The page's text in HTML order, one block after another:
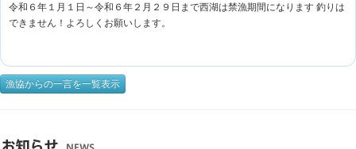
令和６年１月１日～令和６年２月２９日まで西湖は禁漁期間になります 釣りは
できません！よろしくお願いします。
漁協からの一言を一覧表示